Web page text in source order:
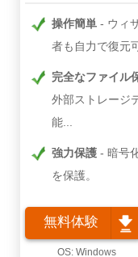
操作簡単
ウィ
者も自力で復元
完全なファイル
外部ストレージ
能...
強力保護
暗号
を保護。
無料体験